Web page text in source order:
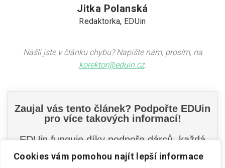
Cookies vám pomohou najít lepší informace
Jitka Polanská
Redaktorka, EDUin
Našli jste v článku chybu? Napište nám, prosím, na
korektor@eduin.cz.